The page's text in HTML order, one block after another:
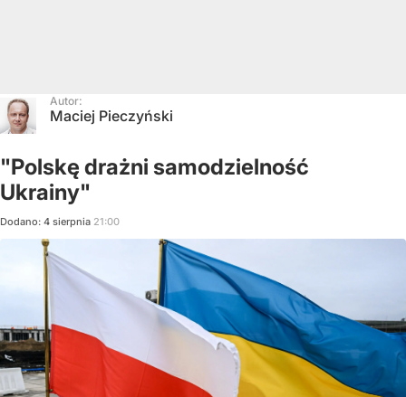
Autor:
Maciej Pieczyński
"Polskę drażni samodzielność
Ukrainy"
Dodano: 4 sierpnia 21:00